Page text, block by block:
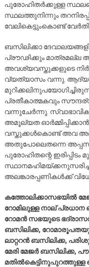
പുരോഹിതര്‍ക്കുള്ള
സ്ഥലത്തുനിന്നും
വേലികെട്ടുംകൊണ്ട്
ബസിലിക്കാ
പ്രൗഢിക്കും മാത്രമല്ല
അവശ്യവസ്തുക്കളുടെ
വ്യത്യാസം വന്നു.
പ്രതീകാത്മകവും
വന്നുചേര്‍ന്നു.
അമൂല്യത ഓര്‍മ്മിപ്പിക്കാന്‍
വസ്തുക്കള്‍കൊണ്ട് അവ
അതുപോലെതന്നെ
പുരോഹിതന്റെ
അലങ്കാരപ്പണികള്‍ക്ക്
കത്തോലിക്കാസഭയില്‍
റോമിലുള്ള നാല്
റോമന്‍ സഭയുടെ ഭദ്രാസന
ബസിലിക്ക,
ലാറ്ററന്‍ ബസിലിക്ക,
മേരി മേജര്‍